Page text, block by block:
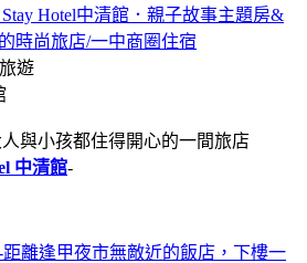
Hotel中清館．親子故事主題房&
時尚旅店/一中商圈住宿
遊
與小孩都住得開心的一間旅店
中清館-
距離逢甲夜市無敵近的飯店，下樓一